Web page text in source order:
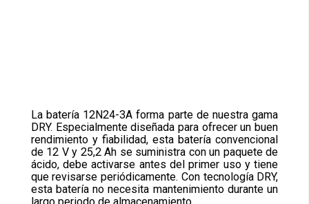
La batería 12N24-3A forma parte de nuestra gama
DRY. Especialmente diseñada para ofrecer un buen
rendimiento y fiabilidad, esta batería convencional
de 12 V y 25,2 Ah se suministra con un paquete de
ácido, debe activarse antes del primer uso y tiene
que revisarse periódicamente. Con tecnología DRY,
esta batería no necesita mantenimiento durante un